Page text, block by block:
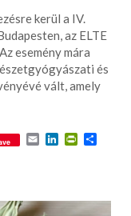
kerül a IV.
az ELTE
esemény mára
és
vált, amely
EmailLinkedIn